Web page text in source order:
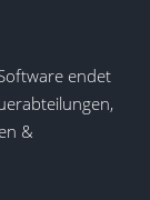
endet
&